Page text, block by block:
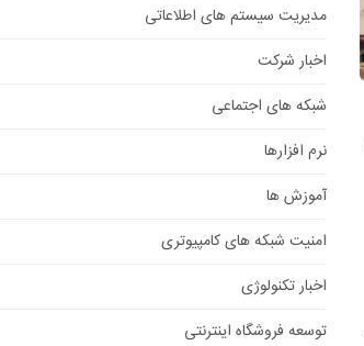
مدیریت سیستم های اطلاعاتی
اخبار شرکت
شبکه های اجتماعی
نرم افزارها
آموزش ها
امنیت شبکه های کامپیوتری
اخبار تکنولوژی
توسعه فروشگاه اینترنتی